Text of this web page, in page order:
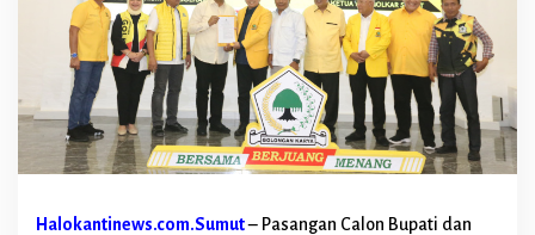
L
o
m
o
m
T
e
m
Halokantinews.com.Sumut– Pasangan Calon Bupati dan